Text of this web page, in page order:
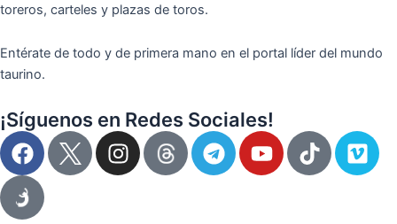
toreros, carteles y plazas de toros.
Entérate de todo y de primera mano en el portal líder del mundo
taurino.
¡Síguenos en Redes Sociales!
F
a
c
e
I
n
T
e
Y
o
T
i
V
i